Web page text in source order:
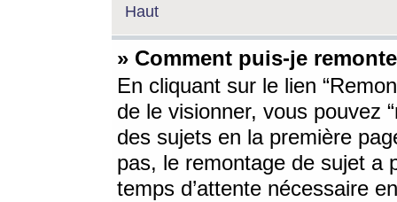
Haut
» Comment puis-je
En cliquant sur le lien
de le visionner, vous pouvez
des sujets en la première
pas, le remontage de sujet a
temps d’attente nécessaire